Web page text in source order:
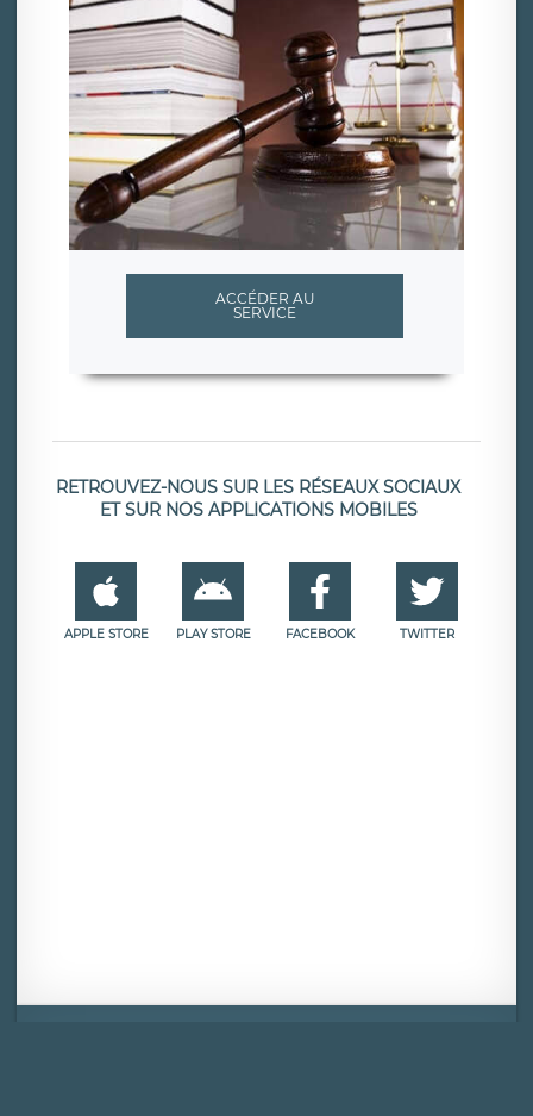
ACCÉDER AU
SERVICE
RETROUVEZ-NOUS SUR LES RÉSEAUX SOCIAUX
ET SUR NOS APPLICATIONS MOBILES
APPLE STORE PLAY STORE FACEBOOK TWITTER